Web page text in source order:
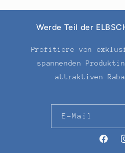
Werde Teil der
Profitiere von
spannenden
attraktiven
E-Mail